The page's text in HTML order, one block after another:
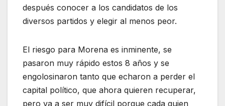
después conocer a los candidatos de los
diversos partidos y elegir al menos peor.
El riesgo para Morena es inminente, se
pasaron muy rápido estos 8 años y se
engolosinaron tanto que echaron a perder el
capital político, que ahora quieren recuperar,
pero va a ser muy difícil porque cada quien